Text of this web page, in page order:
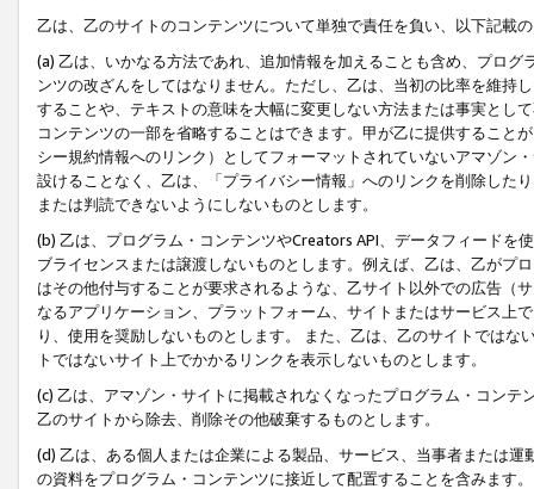
乙は、乙のサイトのコンテンツについて単独で責任を負い、以下記載
(a) 乙は、いかなる方法であれ、追加情報を加えることも含め、プロ
ンツの改ざんをしてはなりません。ただし、乙は、当初の比率を維持
することや、テキストの意味を大幅に変更しない方法または事実とし
コンテンツの一部を省略することはできます。甲が乙に提供すること
シー規約情報へのリンク）としてフォーマットされていないアマゾン
設けることなく、乙は、「プライバシー情報」へのリンクを削除した
または判読できないようにしないものとします。
(b) 乙は、プログラム・コンテンツやCreators API、データフィード
ブライセンスまたは譲渡しないものとします。例えば、乙は、乙がプ
はその他付与することが要求されるような、乙サイト以外での広告（
なるアプリケーション、プラットフォーム、サイトまたはサービス上
り、使用を奨励しないものとします。 また、乙は、乙のサイトでは
トではないサイト上でかかるリンクを表示しないものとします。
(c) 乙は、アマゾン・サイトに掲載されなくなったプログラム・コン
乙のサイトから除去、削除その他破棄するものとします。
(d) 乙は、ある個人または企業による製品、サービス、当事者または
の資料をプログラム・コンテンツに接近して配置することを含みます